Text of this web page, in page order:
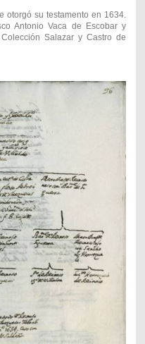
otorgó su testamento en 1634.
Antonio Vaca de Escobar y
Salazar y Castro de